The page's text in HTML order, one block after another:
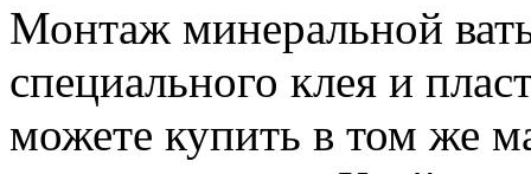
Монтаж минеральной
специального клея и
можете купить в том же